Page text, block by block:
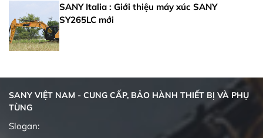
SANY Italia : Giới thiệu máy xúc SANY
SY265LC mới
SANY VIỆT NAM - CUNG CẤP, BẢO HÀNH THIẾT BỊ VÀ PHỤ
TÙNG
Slogan: